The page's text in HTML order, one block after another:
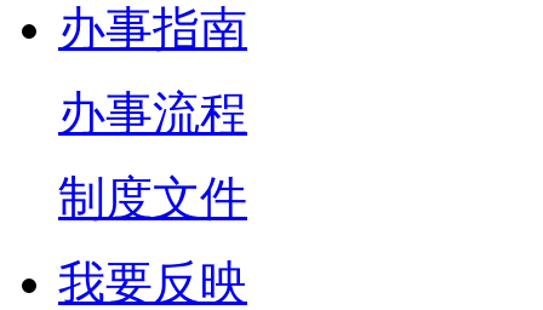
办事指南
办事流程
制度文件
我要反映